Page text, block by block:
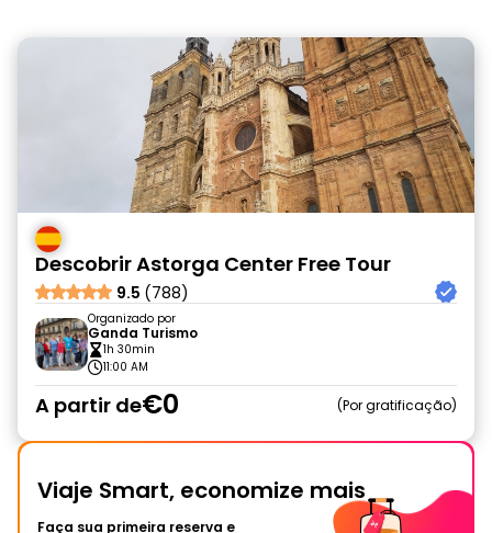
Descobrir Astorga Center Free Tour
9.5 (788)
Organizado por
Ganda Turismo
1h 30min
11:00 AM
A partir de€0 Por gratificação
Viaje Smart, economize mais
Faça sua primeira reserva e